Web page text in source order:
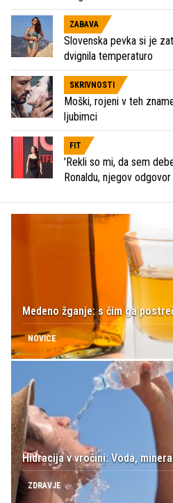
ZABAVA
Slovenska pevka si je
dvignila temperaturo
SKRIVNOSTI
Moški, rojeni v teh
ljubimci
FIT
'Rekli so mi, da sem
Ronaldu, njegov
Medeno žganje: s čim ga
NOVICE
Hidracija v vročini: Voda,
ZDRAVJE